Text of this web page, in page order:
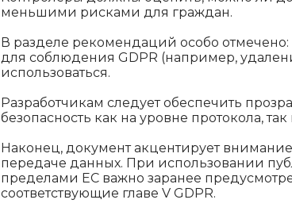
меньшими рисками для граждан.
В разделе рекомендаций особо
для соблюдения GDPR (например,
использоваться.
Разработчикам следует обеспечить
безопасность как на уровне протокола,
Наконец, документ акцентирует
передаче данных. При использовании
пределами ЕС важно заранее
соответствующие главе V GDPR.